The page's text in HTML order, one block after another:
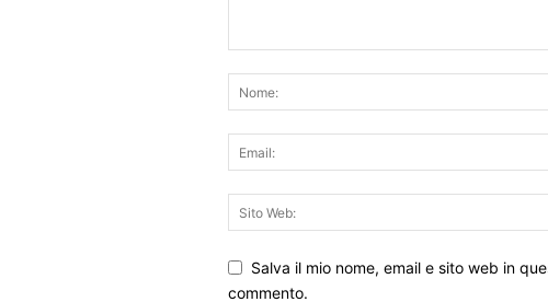
Salva il mio nome, email e sito web in
commento.